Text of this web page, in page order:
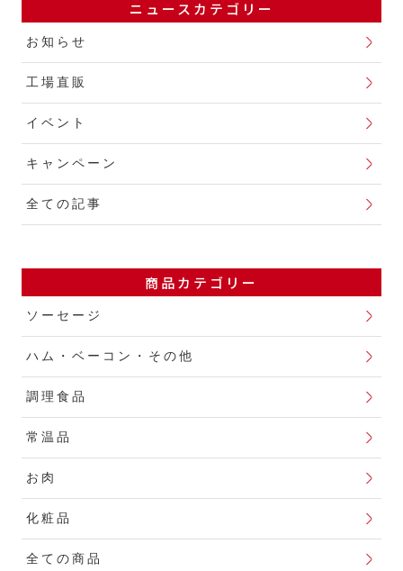
ニュースカテゴリー
お知らせ
工場直販
イベント
キャンペーン
全ての記事
商品カテゴリー
ソーセージ
ハム・ベーコン・その他
調理食品
常温品
お肉
化粧品
全ての商品